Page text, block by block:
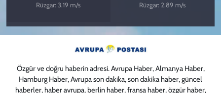
Rüzgar: 3.19 m/s
Rüzgar: 2.89 m/s
Özgür ve doğru haberin adresi. Avrupa Haber, Almanya Haber,
Hamburg Haber, Avrupa son dakika, son dakika haber, güncel
haberler, haber avrupa, berlin haber, fransa haber, özgür haber,